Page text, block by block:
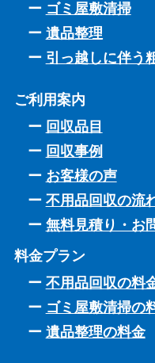
ゴミ屋敷清掃
遺品整理
引っ越しに伴う
ご利用案内
回収品目
回収事例
お客様の声
不用品回収の流
無料見積り・お
料金プラン
不用品回収の料
ゴミ屋敷清掃の
遺品整理の料金